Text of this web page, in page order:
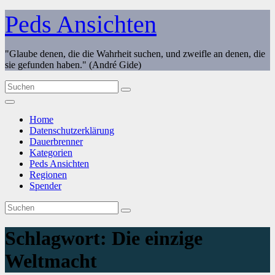
Zum
Inhalt
springen
Peds Ansichten
"Glaube denen, die die Wahrheit suchen, und zweifle an denen, die
sie gefunden haben." (André Gide)
Home
Datenschutzerklärung
Dauerbrenner
Kategorien
Peds Ansichten
Regionen
Spender
Schlagwort: Die einzige
Weltmacht